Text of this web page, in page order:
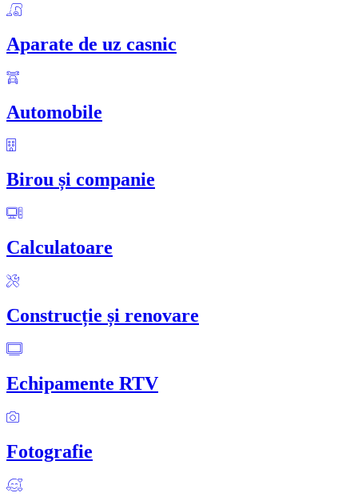
Aparate de uz casnic
Automobile
Birou și companie
Calculatoare
Construcție și renovare
Echipamente RTV
Fotografie